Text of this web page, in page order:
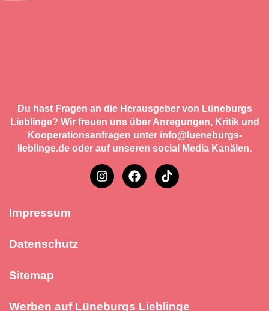
Du hast Fragen an die Herausgeber von Lüneburgs
Lieblinge? Wir freuen uns über Anregungen, Kritik und
Kooperationsanfragen unter info@lueneburgs-
lieblinge.de oder auf unseren social Media Kanälen.
Impressum
Datenschutz
Sitemap
Werben auf Lüneburgs Lieblinge